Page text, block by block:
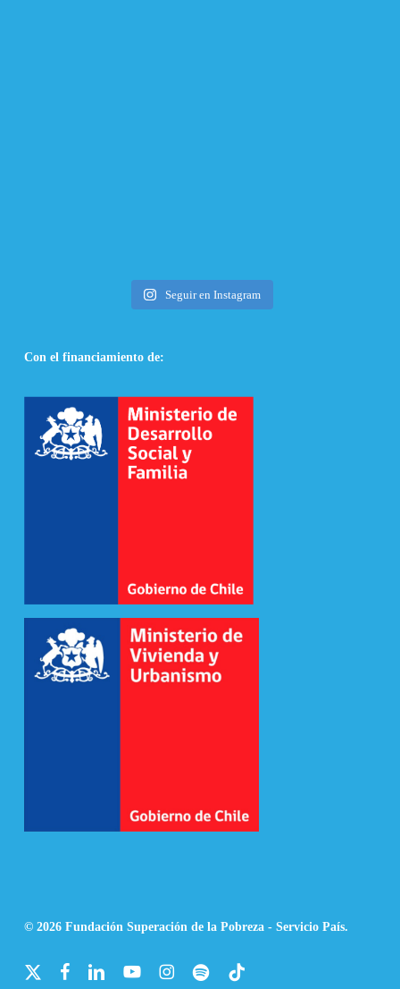
Seguir en Instagram
Con el financiamiento de:
© 2026 Fundación Superación de la Pobreza - Servicio País.
x-
facebooklinkedin youtube instagramspotify tiktok